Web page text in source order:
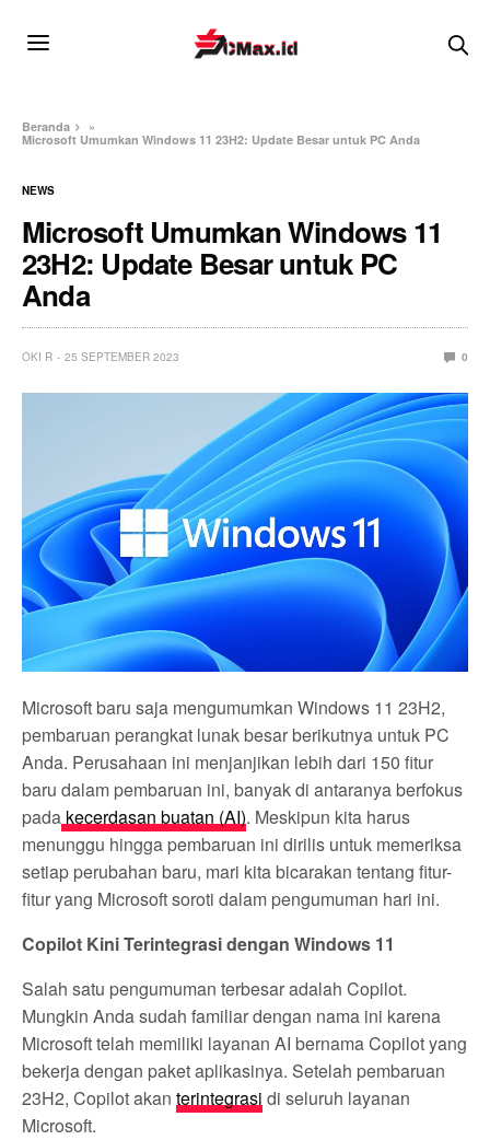
Beranda
»
Microsoft Umumkan Windows 11 23H2: Update Besar untuk PC Anda
NEWS
Microsoft Umumkan Windows 11
23H2: Update Besar untuk PC
Anda
OKI R 25 SEPTEMBER 2023 0
Microsoft baru saja mengumumkan Windows 11 23H2,
pembaruan perangkat lunak besar berikutnya untuk PC
Anda. Perusahaan ini menjanjikan lebih dari 150 fitur
baru dalam pembaruan ini, banyak di antaranya berfokus
pada kecerdasan buatan (AI). Meskipun kita harus
menunggu hingga pembaruan ini dirilis untuk memeriksa
setiap perubahan baru, mari kita bicarakan tentang fitur-
fitur yang Microsoft soroti dalam pengumuman hari ini.
Copilot Kini Terintegrasi dengan Windows 11
Salah satu pengumuman terbesar adalah Copilot.
Mungkin Anda sudah familiar dengan nama ini karena
Microsoft telah memiliki layanan AI bernama Copilot yang
bekerja dengan paket aplikasinya. Setelah pembaruan
23H2, Copilot akanterintegrasi di seluruh layanan
Microsoft.